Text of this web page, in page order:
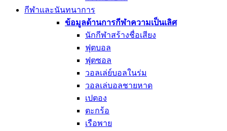
กีฬาและนันทนาการ
ข้อมูลด้านการกีฬาความเป็นเลิศ
นักกีฬาสร้างชื่อเสียง
ฟุตบอล
ฟุตซอล
วอลเล่ย์บอลในร่ม
วอลเล่บอลชายหาด
เปตอง
ตะกร้อ
เรือพาย